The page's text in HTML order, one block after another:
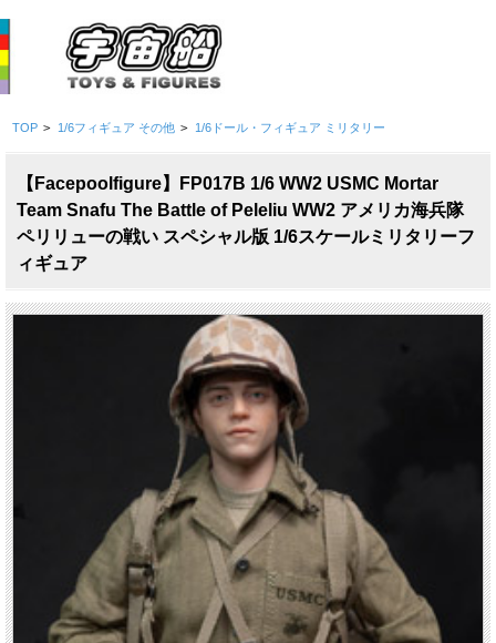
TOP > 1/6フィギュア その他 > 1/6ドール・フィギュア ミリタリー
【Facepoolfigure】FP017B 1/6 WW2 USMC Mortar
Team Snafu The Battle of Peleliu WW2 アメリカ海兵隊
ペリリューの戦い スペシャル版 1/6スケールミリタリーフ
ィギュア